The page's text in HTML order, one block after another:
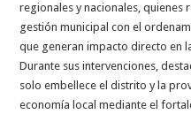
regionales y nacionales, quienes
gestión municipal con el
que generan impacto directo en
Durante sus intervenciones,
solo embellece el distrito y la
economía local mediante el